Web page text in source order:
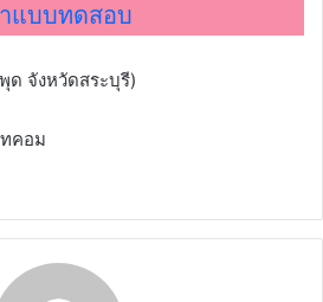
แบบทดสอบ
ด จังหวัดสระบุรี)
คอม